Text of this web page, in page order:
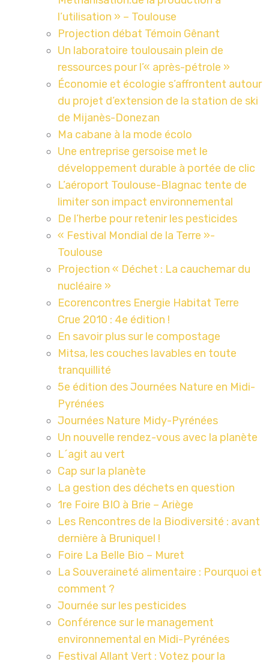
l’utilisation » – Toulouse
Projection débat Témoin Gênant
Un laboratoire toulousain plein de
ressources pour l’« après-pétrole »
Économie et écologie s’affrontent autour
du projet d’extension de la station de ski
de Mijanès-Donezan
Ma cabane à la mode écolo
Une entreprise gersoise met le
développement durable à portée de clic
L’aéroport Toulouse-Blagnac tente de
limiter son impact environnemental
De l’herbe pour retenir les pesticides
« Festival Mondial de la Terre »-
Toulouse
Projection « Déchet : La cauchemar du
nucléaire »
Ecorencontres Energie Habitat Terre
Crue 2010 : 4e édition !
En savoir plus sur le compostage
Mitsa, les couches lavables en toute
tranquillité
5e édition des Journées Nature en Midi-
Pyrénées
Journées Nature Midy-Pyrénées
Un nouvelle rendez-vous avec la planète
L´agit au vert
Cap sur la planète
La gestion des déchets en question
1re Foire BIO à Brie – Ariège
Les Rencontres de la Biodiversité : avant
dernière à Bruniquel !
Foire La Belle Bio – Muret
La Souveraineté alimentaire : Pourquoi et
comment ?
Journée sur les pesticides
Conférence sur le management
environnemental en Midi-Pyrénées
Festival Allant Vert : Votez pour la